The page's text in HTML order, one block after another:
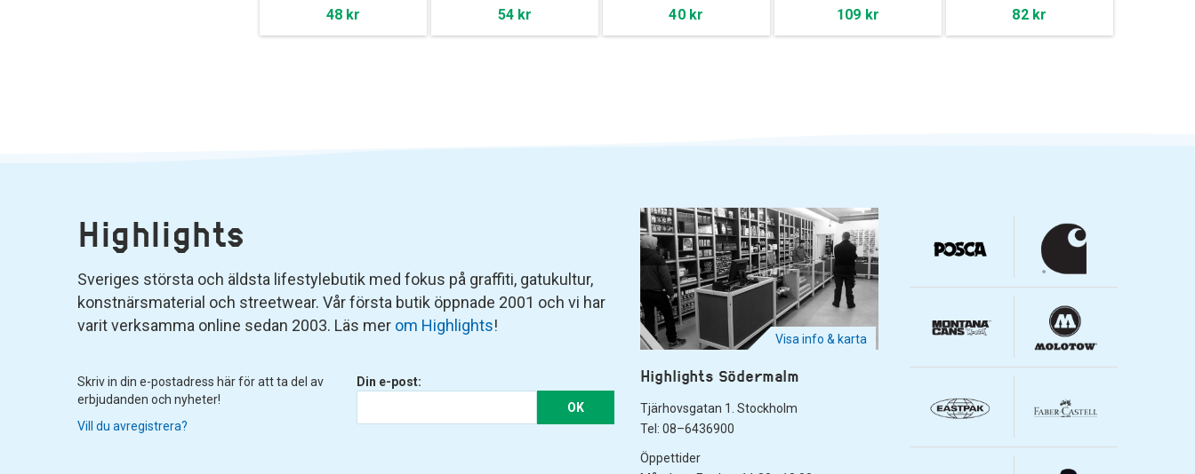
48 kr 54 kr 40 kr 109 kr 82 kr
Highlights
Sveriges största och äldsta lifestylebutik med fokus på graffiti, gatukultur,
konstnärsmaterial och streetwear. Vår första butik öppnade 2001 och vi har
varit verksamma online sedan 2003. Läs mer om Highlights!
Skriv in din e-postadress här för att ta del av
erbjudanden och nyheter!
Vill du avregistrera?
Din e-post:
OK
Visa info & karta
Highlights Södermalm
Tjärhovsgatan 1. Stockholm
Tel: 08–6436900
Öppettider